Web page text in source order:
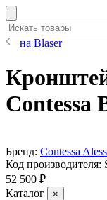
на Blaser
Contessa
Бренд: Contessa
Код производителя:
52 500 ₽
Каталог
×